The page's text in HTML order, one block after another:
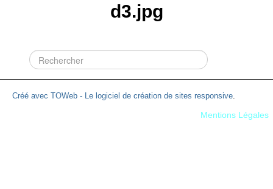
d3.jpg
Créé avec TOWeb - Le logiciel de création de sites responsive.
Mentions Légales